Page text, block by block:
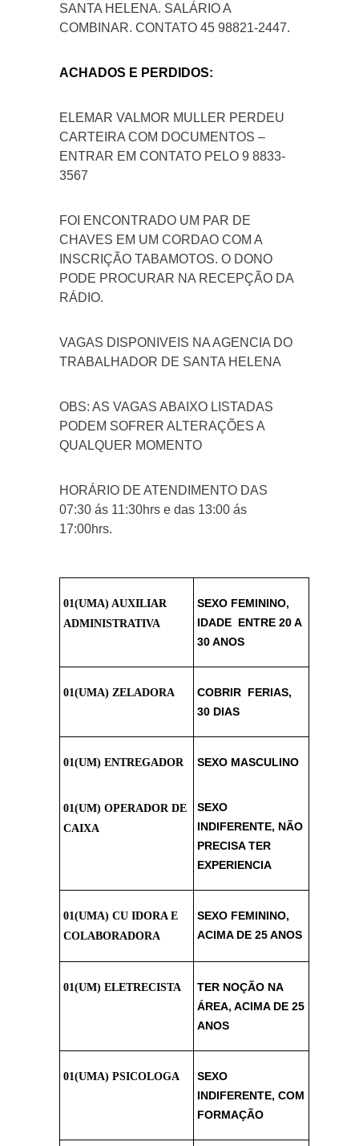
SANTA HELENA. SALÁRIO A
COMBINAR. CONTATO 45 98821-2447.
ACHADOS E PERDIDOS:
ELEMAR VALMOR MULLER PERDEU
CARTEIRA COM DOCUMENTOS –
ENTRAR EM CONTATO PELO 9 8833-
3567
FOI ENCONTRADO UM PAR DE
CHAVES EM UM CORDAO COM A
INSCRIÇÃO TABAMOTOS. O DONO
PODE PROCURAR NA RECEPÇÃO DA
RÁDIO.
VAGAS DISPONIVEIS NA AGENCIA DO
TRABALHADOR DE SANTA HELENA
OBS: AS VAGAS ABAIXO LISTADAS
PODEM SOFRER ALTERAÇÕES A
QUALQUER MOMENTO
HORÁRIO DE ATENDIMENTO DAS
07:30 ás 11:30hrs e das 13:00 ás
17:00hrs.
01(UMA) AUXILIAR
ADMINISTRATIVA
SEXO FEMININO,
IDADE ENTRE 20 A
30 ANOS
01(UMA) ZELADORA
COBRIR FERIAS,
30 DIAS
01(UM) ENTREGADOR
01(UM) OPERADOR DE
CAIXA
SEXO MASCULINO
SEXO
INDIFERENTE, NÃO
PRECISA TER
EXPERIENCIA
01(UMA) CU IDORA E
COLABORADORA
SEXO FEMININO,
ACIMA DE 25 ANOS
01(UM) ELETRECISTA
TER NOÇÃO NA
ÁREA, ACIMA DE 25
ANOS
01(UMA) PSICOLOGA
SEXO
INDIFERENTE, COM
FORMAÇÃO